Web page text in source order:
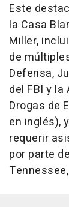
Este
la Casa
Miller,
de
Defensa,
del FBI y
Drogas de
en inglés),
requerir
por parte